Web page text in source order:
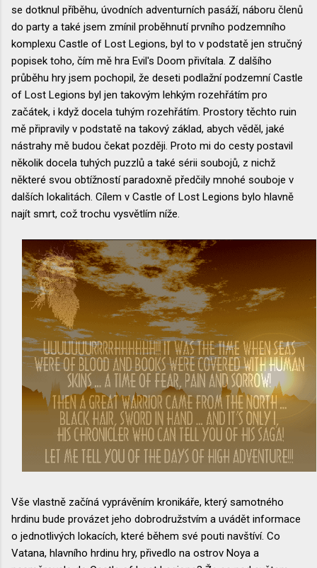
se dotknul příběhu, úvodních adventurních pasáží, náboru členů
do party a také jsem zmínil proběhnutí prvního podzemního
komplexu Castle of Lost Legions, byl to v podstatě jen stručný
popisek toho, čím mě hra Evil's Doom přivítala. Z dalšího
průběhu hry jsem pochopil, že deseti podlažní podzemní Castle
of Lost Legions byl jen takovým lehkým rozehřátím pro
začátek, i když docela tuhým rozehřátím. Prostory těchto ruin
mě připravily v podstatě na takový základ, abych věděl, jaké
nástrahy mě budou čekat později. Proto mi do cesty postavil
několik docela tuhých puzzlů a také sérii soubojů, z nichž
některé svou obtížností paradoxně předčily mnohé souboje v
dalších lokalitách. Cílem v Castle of Lost Legions bylo hlavně
najít smrt, což trochu vysvětlím níže.
Vše vlastně začíná vyprávěním kronikáře, který samotného
hrdinu bude provázet jeho dobrodružstvím a uvádět informace
o jednotlivých lokacích, které během své pouti navštíví. Co
Vatana, hlavního hrdinu hry, přivedlo na ostrov Noya a